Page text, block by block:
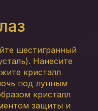
шестигранный
Нанесите
кристалл
под лунным
кристалл
защиты и